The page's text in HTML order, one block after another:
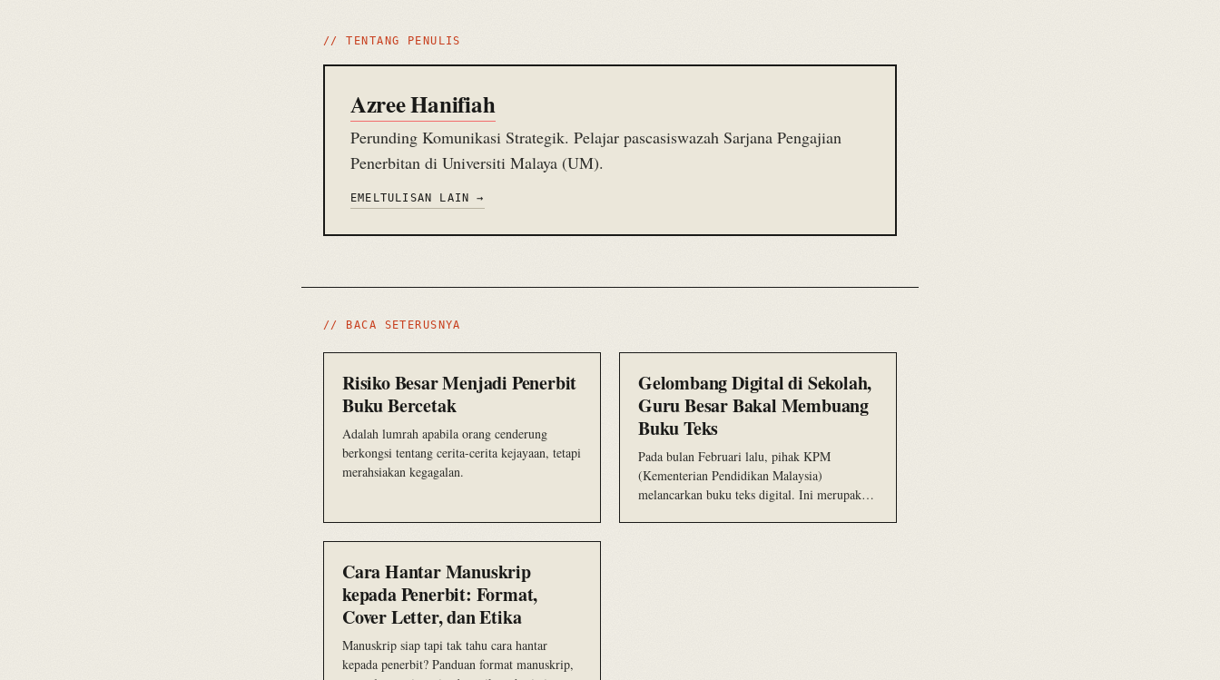
// TENTANG PENULIS
Azree Hanifiah
Perunding Komunikasi Strategik. Pelajar pascasiswazah Sarjana Pengajian
Penerbitan di Universiti Malaya (UM).
EMELTULISAN LAIN →
// BACA SETERUSNYA
Risiko Besar Menjadi Penerbit
Buku Bercetak
Adalah lumrah apabila orang cenderung
berkongsi tentang cerita-cerita kejayaan, tetapi
merahsiakan kegagalan.
Gelombang Digital di Sekolah,
Guru Besar Bakal Membuang
Buku Teks
Pada bulan Februari lalu, pihak KPM
(Kementerian Pendidikan Malaysia)
melancarkan buku teks digital. Ini merupakan
Cara Hantar Manuskrip
kepada Penerbit: Format,
Cover Letter, dan Etika
Manuskrip siap tapi tak tahu cara hantar
kepada penerbit? Panduan format manuskrip,